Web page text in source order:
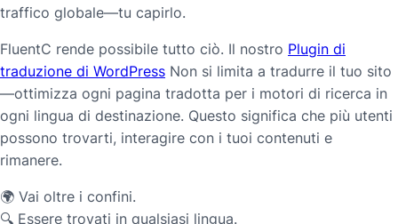
traffico globale—tu capirlo.
FluentC rende possibile tutto ciò. Il nostro Plugin di
traduzione di WordPress Non si limita a tradurre il tuo sito
—ottimizza ogni pagina tradotta per i motori di ricerca in
ogni lingua di destinazione. Questo significa che più utenti
possono trovarti, interagire con i tuoi contenuti e
rimanere.
🌍 Vai oltre i confini.
🔍 Essere trovati in qualsiasi lingua.